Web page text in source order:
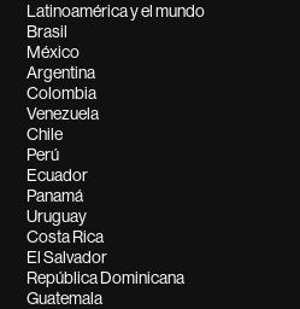
Latinoamérica y el mundo
Brasil
México
Argentina
Colombia
Venezuela
Chile
Perú
Ecuador
Panamá
Uruguay
Costa Rica
El Salvador
República Dominicana
Guatemala